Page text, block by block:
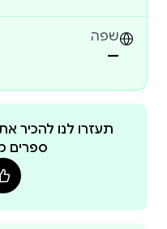
שפה
—
תעזרו לנו להכיר
ספרים